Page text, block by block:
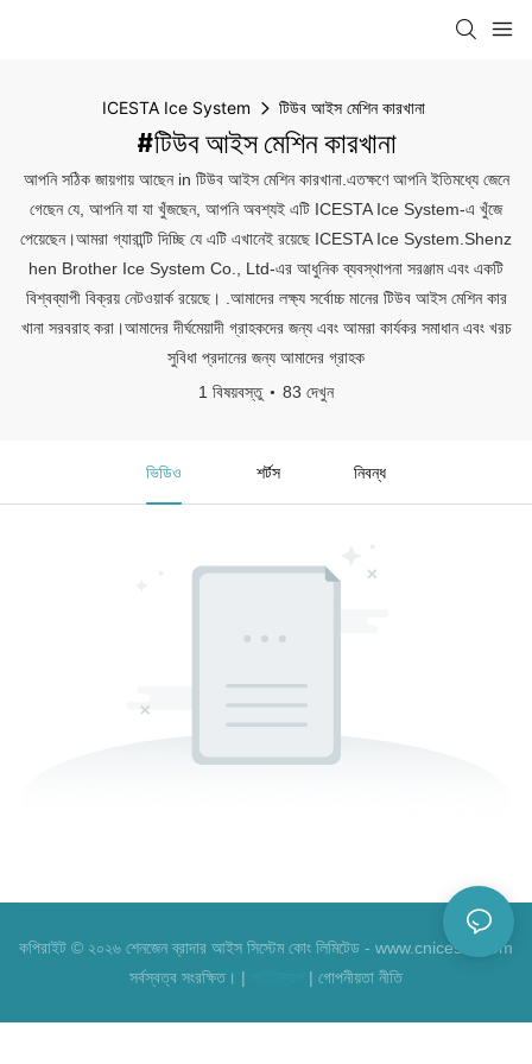
ICESTA Ice System টিউব আইস মেশিন কারখানা
#টিউব আইস মেশিন কারখানা
আপনি সঠিক জায়গায় আছেন in টিউব আইস মেশিন কারখানা.এতক্ষণে আপনি ইতিমধ্যে জেনে
গেছেন যে, আপনি যা যা খুঁজছেন, আপনি অবশ্যই এটি ICESTA Ice System-এ খুঁজে
পেয়েছেন।আমরা গ্যারান্টি দিচ্ছি যে এটি এখানেই রয়েছে ICESTA Ice System.Shenz
hen Brother Ice System Co., Ltd-এর আধুনিক ব্যবস্থাপনা সরঞ্জাম এবং একটি
বিশ্বব্যাপী বিক্রয় নেটওয়ার্ক রয়েছে। .আমাদের লক্ষ্য সর্বোচ্চ মানের টিউব আইস মেশিন কার
খানা সরবরাহ করা।আমাদের দীর্ঘমেয়াদী গ্রাহকদের জন্য এবং আমরা কার্যকর সমাধান এবং খরচ
সুবিধা প্রদানের জন্য আমাদের গ্রাহক
1 বিষয়বস্তু
83 দেখুন
ভিডিও শর্টস নিবন্ধ
কপিরাইট © ২০২৬ শেনজেন ব্রাদার আইস সিস্টেম কোং লিমিটেড - www.cnicesta.com
সর্বস্বত্ব সংরক্ষিত। |
| গোপনীয়তা নীতি